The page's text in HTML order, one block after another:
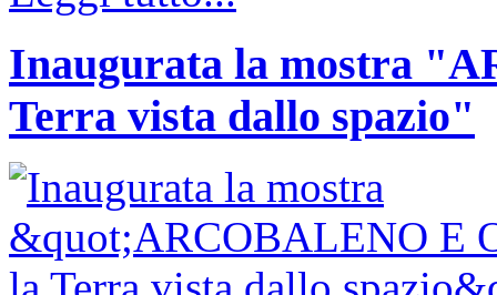
Inaugurata la mostra
Terra vista dallo spazio"